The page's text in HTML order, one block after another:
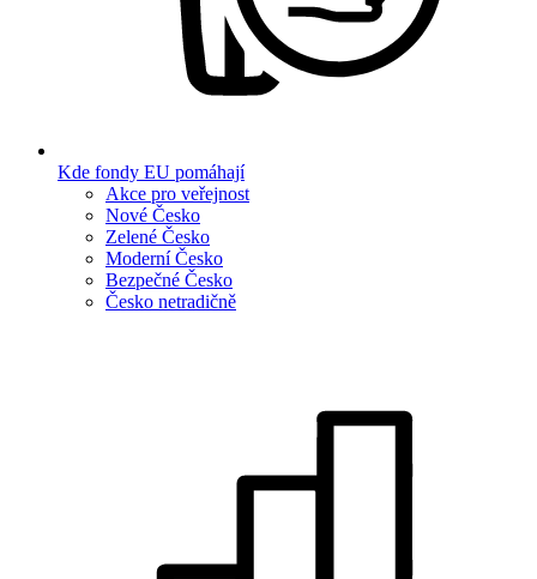
Kde fondy EU pomáhají
Akce pro veřejnost
Nové Česko
Zelené Česko
Moderní Česko
Bezpečné Česko
Česko netradičně